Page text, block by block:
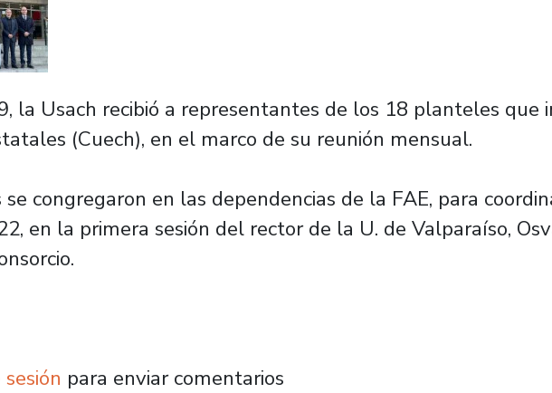
la Usach recibió a representantes de los 18 planteles que
(Cuech), en el marco de su reunión mensual.
se congregaron en las dependencias de la FAE, para
en la primera sesión del rector de la U. de Valparaíso,
de Universidades Estatales de Chile sesiona en
sesión para enviar comentarios